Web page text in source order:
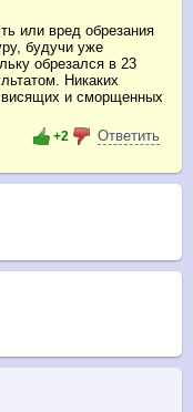
или вред обрезания
будучи уже
обрезался в 23
Никаких
висящих и сморщенных
+2 Ответить